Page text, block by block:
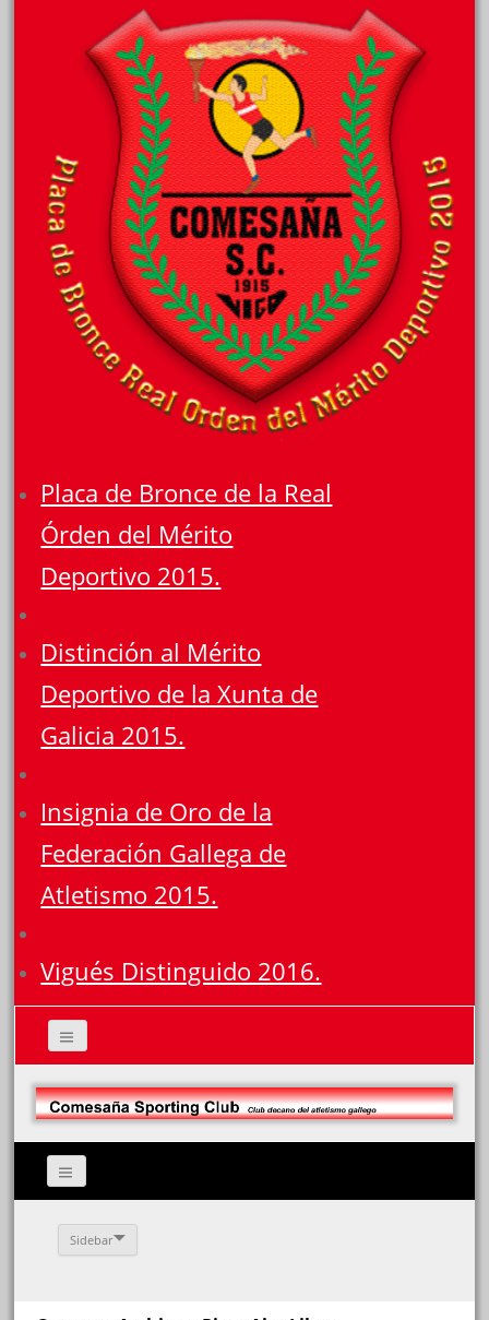
Placa de Bronce de la Real
Órden del Mérito
Deportivo 2015.
Distinción al Mérito
Deportivo de la Xunta de
Galicia 2015.
Insignia de Oro de la
Federación Gallega de
Atletismo 2015.
Vigués Distinguido 2016.
Sidebar